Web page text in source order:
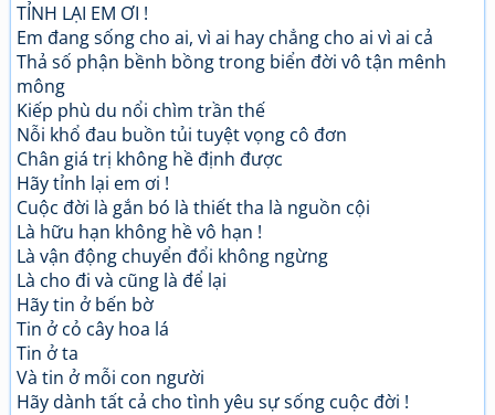
TỈNH LẠI EM ƠI !
Em đang sống cho ai, vì ai hay chẳng cho ai vì ai cả
Thả số phận bềnh bồng trong biển đời vô tận mênh
mông
Kiếp phù du nổi chìm trần thế
Nỗi khổ đau buồn tủi tuyệt vọng cô đơn
Chân giá trị không hề định được
Hãy tỉnh lại em ơi !
Cuộc đời là gắn bó là thiết tha là nguồn cội
Là hữu hạn không hề vô hạn !
Là vận động chuyển đổi không ngừng
Là cho đi và cũng là để lại
Hãy tin ở bến bờ
Tin ở cỏ cây hoa lá
Tin ở ta
Và tin ở mỗi con người
Hãy dành tất cả cho tình yêu sự sống cuộc đời !